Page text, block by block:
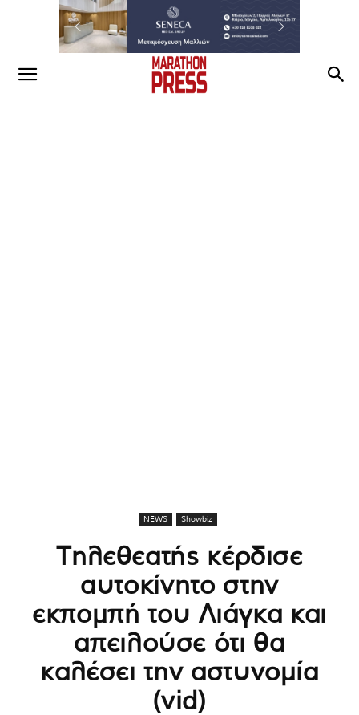
NEWS Showbiz
Τηλεθεατής κέρδισε
αυτοκίνητο στην
εκπομπή του Λιάγκα και
απειλούσε ότι θα
καλέσει την αστυνομία
(vid)